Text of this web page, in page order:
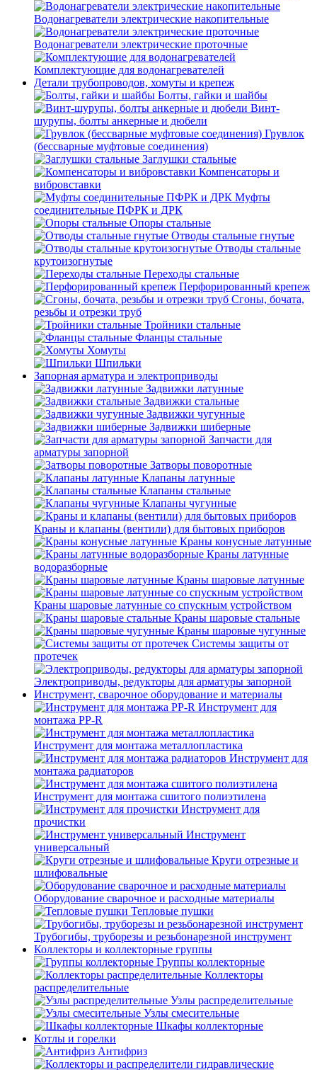
Водонагреватели электрические накопительные
Водонагреватели электрические проточные
Комплектующие для водонагревателей
Детали трубопроводов, хомуты и крепеж
Болты, гайки и шайбы
Винт-
шурупы, болты анкерные и дюбели
Грувлок
(бессварные муфтовые соединения)
Заглушки стальные
Компенсаторы и
вибровставки
Муфты
соединительные ПФРК и ДРК
Опоры стальные
Отводы стальные гнутые
Отводы стальные
крутоизогнутые
Переходы стальные
Перфорированный крепеж
Сгоны, бочата,
резьбы и отрезки труб
Тройники стальные
Фланцы стальные
Хомуты
Шпильки
Запорная арматура и электроприводы
Задвижки латунные
Задвижки стальные
Задвижки чугунные
Задвижки шиберные
Запчасти для
арматуры запорной
Затворы поворотные
Клапаны латунные
Клапаны стальные
Клапаны чугунные
Краны и клапаны (вентили) для бытовых приборов
Краны конусные латунные
Краны латунные
водоразборные
Краны шаровые латунные
Краны шаровые латунные со спускным устройством
Краны шаровые стальные
Краны шаровые чугунные
Системы защиты от
протечек
Электроприводы, редукторы для арматуры запорной
Инструмент, сварочное оборудование и материалы
Инструмент для
монтажа PP-R
Инструмент для монтажа металлопластика
Инструмент для
монтажа радиаторов
Инструмент для монтажа сшитого полиэтилена
Инструмент для
прочистки
Инструмент
универсальный
Круги отрезные и
шлифовальные
Оборудование сварочное и расходные материалы
Тепловые пушки
Трубогибы, труборезы и резьбонарезной инструмент
Коллекторы и коллекторные группы
Группы коллекторные
Коллекторы
распределительные
Узлы распределительные
Узлы смесительные
Шкафы коллекторные
Котлы и горелки
Антифриз